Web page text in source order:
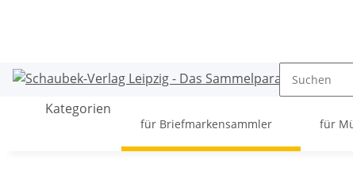
Kategorien
für Briefmarkensammler für